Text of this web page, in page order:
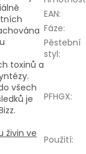
toxinů a
všech
je
živin ve
EAN:
Fáze:
Pěstební
styl:
PFHGX:
Použití: